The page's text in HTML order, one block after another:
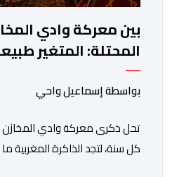
بين معركة وادي
المحتلة: المتغير
جدار الصد الوطني
بواسطة إسماعيل واحي
تحل ذكرى معركة وادي
كل سنة، لتجد الذاكرة